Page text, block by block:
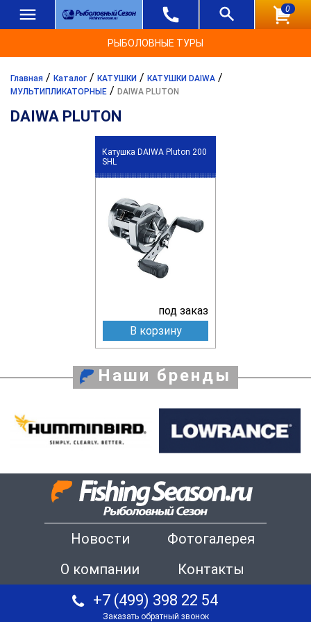
0
РЫБОЛОВНЫЕ ТУРЫ
Главная / Каталог / КАТУШКИ / КАТУШКИ DAIWA /
МУЛЬТИПЛИКАТОРНЫЕ / DAIWA PLUTON
DAIWA PLUTON
Катушка DAIWA Pluton 200
SHL
под заказ
В корзину
Наши бренды
Новости
Фотогалерея
О компании
Контакты
+7 (499) 398 22 54
Заказать обратный звонок